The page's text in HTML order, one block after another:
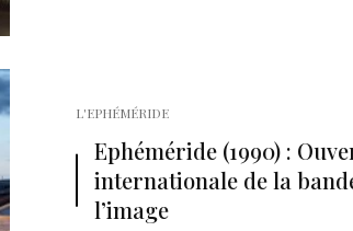
L'EPHÉMÉRIDE
Ephéméride (1990) :
internationale de la
l’image